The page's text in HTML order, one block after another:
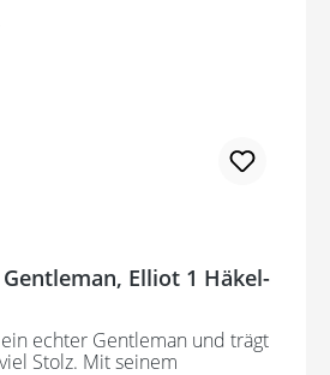
Elliot 1 Häkel-
echter Gentleman und trägt
Stolz. Mit seinem